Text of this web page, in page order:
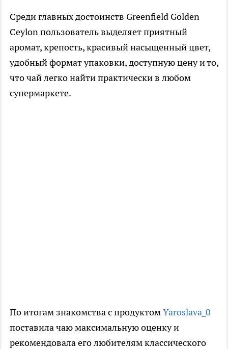
Среди главных достоинств Greenfield Golden
Ceylon пользователь выделяет приятный
аромат, крепость, красивый насыщенный цвет,
удобный формат упаковки, доступную цену и то,
что чай легко найти практически в любом
супермаркете.
По итогам знакомства с продуктомYaroslava_0
поставила чаю максимальную оценку и
рекомендовала его любителям классического